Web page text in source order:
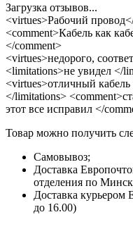
Загрузка отзывов...
<virtues>Рабочий
<comment>Кабель как
</comment>
<virtues>недорого,
<limitations>не увидел </
<virtues>отличный
</limitations>
этот все исправил </
Товар можно получить
Самовывоз;
Доставка
отделения по
Доставка курьером
до 16.00)